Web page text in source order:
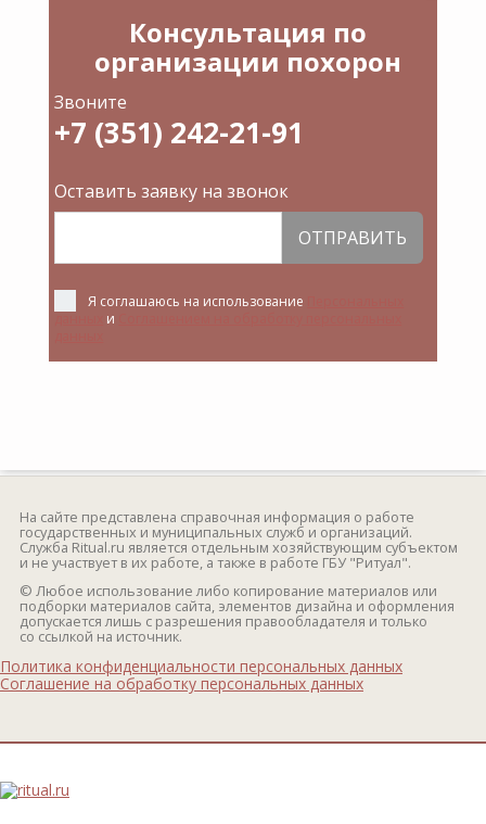
Консультация по
организации похорон
Звоните
+7 (351) 242-21-91
Оставить заявку на звонок
ОТПРАВИТЬ
Я соглашаюсь на использование
и
На сайте представлена справочная информация о работе
государственных и муниципальных служб и организаций.
Служба Ritual.ru является отдельным хозяйствующим субъектом
и не участвует в их работе, а также в работе ГБУ "Ритуал".
© Любое использование либо копирование материалов или
подборки материалов сайта, элементов дизайна и оформления
допускается лишь с разрешения правообладателя и только
со ссылкой на источник.
Политика конфиденциальности персональных данных
Соглашение на обработку персональных данных